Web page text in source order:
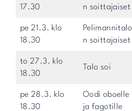
17.30
n soittajaiset
pe 21.3. klo
18.30
Pelimannitalo
n soittajaiset
to 27.3. klo
18.30
Talo soi
pe 28.3. klo
18.30
Oodi oboelle
ja fagotille